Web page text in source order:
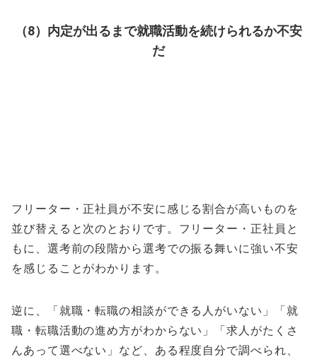
（8）内定が出るまで就職活動を続けられるか不安
だ
フリーター・正社員が不安に感じる割合が高いものを
並び替えると次のとおりです。フリーター・正社員と
もに、選考前の段階から選考での振る舞いに強い不安
を感じることがわかります。
逆に、「就職・転職の相談ができる人がいない」「就
職・転職活動の進め方がわからない」「求人がたくさ
んあって選べない」など、ある程度自分で調べられ、